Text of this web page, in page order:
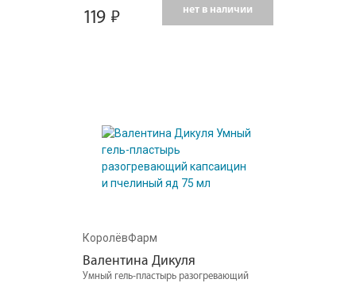
119 нет в наличии
КоролёвФарм
Валентина Дикуля
Умный гель-пластырь разогревающий